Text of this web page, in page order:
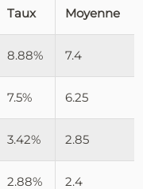
Taux Moyenne
8.88% 7.4
7.5% 6.25
3.42% 2.85
2.88% 2.4